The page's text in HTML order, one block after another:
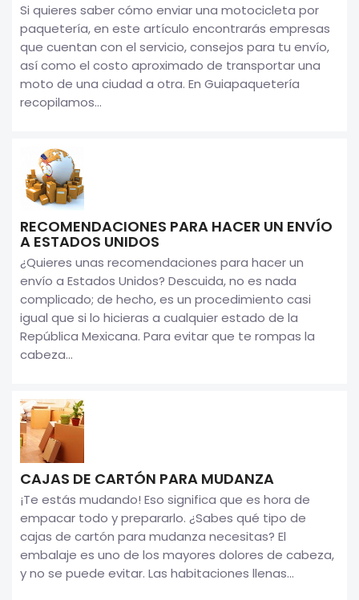
Si quieres saber cómo enviar una motocicleta por
paquetería, en este artículo encontrarás empresas
que cuentan con el servicio, consejos para tu envío,
así como el costo aproximado de transportar una
moto de una ciudad a otra. En Guiapaquetería
recopilamos...
RECOMENDACIONES PARA HACER UN ENVÍO
A ESTADOS UNIDOS
¿Quieres unas recomendaciones para hacer un
envío a Estados Unidos? Descuida, no es nada
complicado; de hecho, es un procedimiento casi
igual que si lo hicieras a cualquier estado de la
República Mexicana. Para evitar que te rompas la
cabeza...
CAJAS DE CARTÓN PARA MUDANZA
¡Te estás mudando! Eso significa que es hora de
empacar todo y prepararlo. ¿Sabes qué tipo de
cajas de cartón para mudanza necesitas? El
embalaje es uno de los mayores dolores de cabeza,
y no se puede evitar. Las habitaciones llenas...